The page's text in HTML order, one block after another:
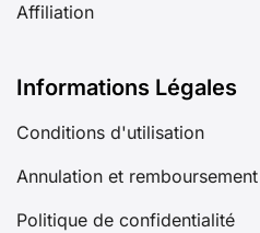
Affiliation
Informations Légales
Conditions d'utilisation
Annulation et remboursement
Politique de confidentialité